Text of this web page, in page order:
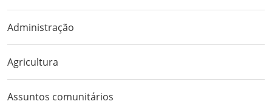
Administração
Agricultura
Assuntos comunitários